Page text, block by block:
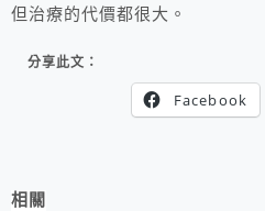
但治療的代價都很大。
分享此文：
Facebook
相關